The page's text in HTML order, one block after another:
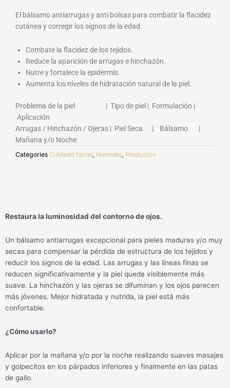
de
Ojos
Generación
15ml
cantidad
El bálsamo antiarrugas y anti bolsas para combatir la flacidez
cutánea y corregir los signos de la edad.
Combate la flacidez de los tejidos.
Reduce la aparición de arrugas e hinchazón.
Nutre y fortalece la epidermis.
Aumenta los niveles de hidratación natural de la piel.
Problema de la piel | Tipo de piel | Formulación |
Aplicación
Arrugas / Hinchazón / Ojeras | Piel Seca | Bálsamo |
Mañana y/o Noche
Categories Cuidado facial Hormeta Productos
Restaura la luminosidad del contorno de ojos.
Un bálsamo antiarrugas excepcional para pieles maduras y/o muy
secas para compensar la pérdida de estructura de los tejidos y
reducir los signos de la edad. Las arrugas y las líneas finas se
reducen significativamente y la piel queda visiblemente más
suave. La hinchazón y las ojeras se difuminan y los ojos parecen
más jóvenes. Mejor hidratada y nutrida, la piel está más
confortable.
¿Cómo usarlo?
Aplicar por la mañana y/o por la noche realizando suaves masajes
y golpecitos en los párpados inferiores y finalmente en las patas
de gallo.